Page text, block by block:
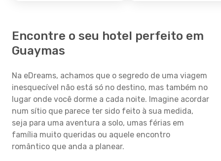
Encontre o seu hotel perfeito em
Guaymas
Na eDreams, achamos que o segredo de uma viagem
inesquecível não está só no destino, mas também no
lugar onde você dorme a cada noite. Imagine acordar
num sítio que parece ter sido feito à sua medida,
seja para uma aventura a solo, umas férias em
família muito queridas ou aquele encontro
romântico que anda a planear.